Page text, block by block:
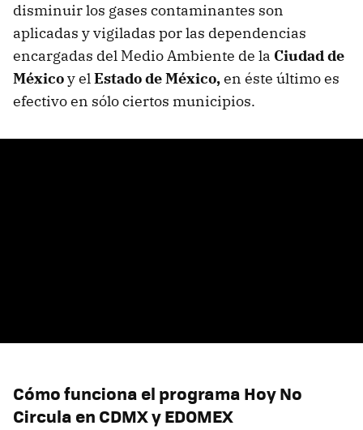
disminuir los gases contaminantes son
aplicadas y vigiladas por las dependencias
encargadas del Medio Ambiente de la Ciudad de
Méxicoy elEstado de México,en éste último es
efectivo en sólo ciertos municipios.
Cómo funciona el programa Hoy No
Circula en CDMX y EDOMEX